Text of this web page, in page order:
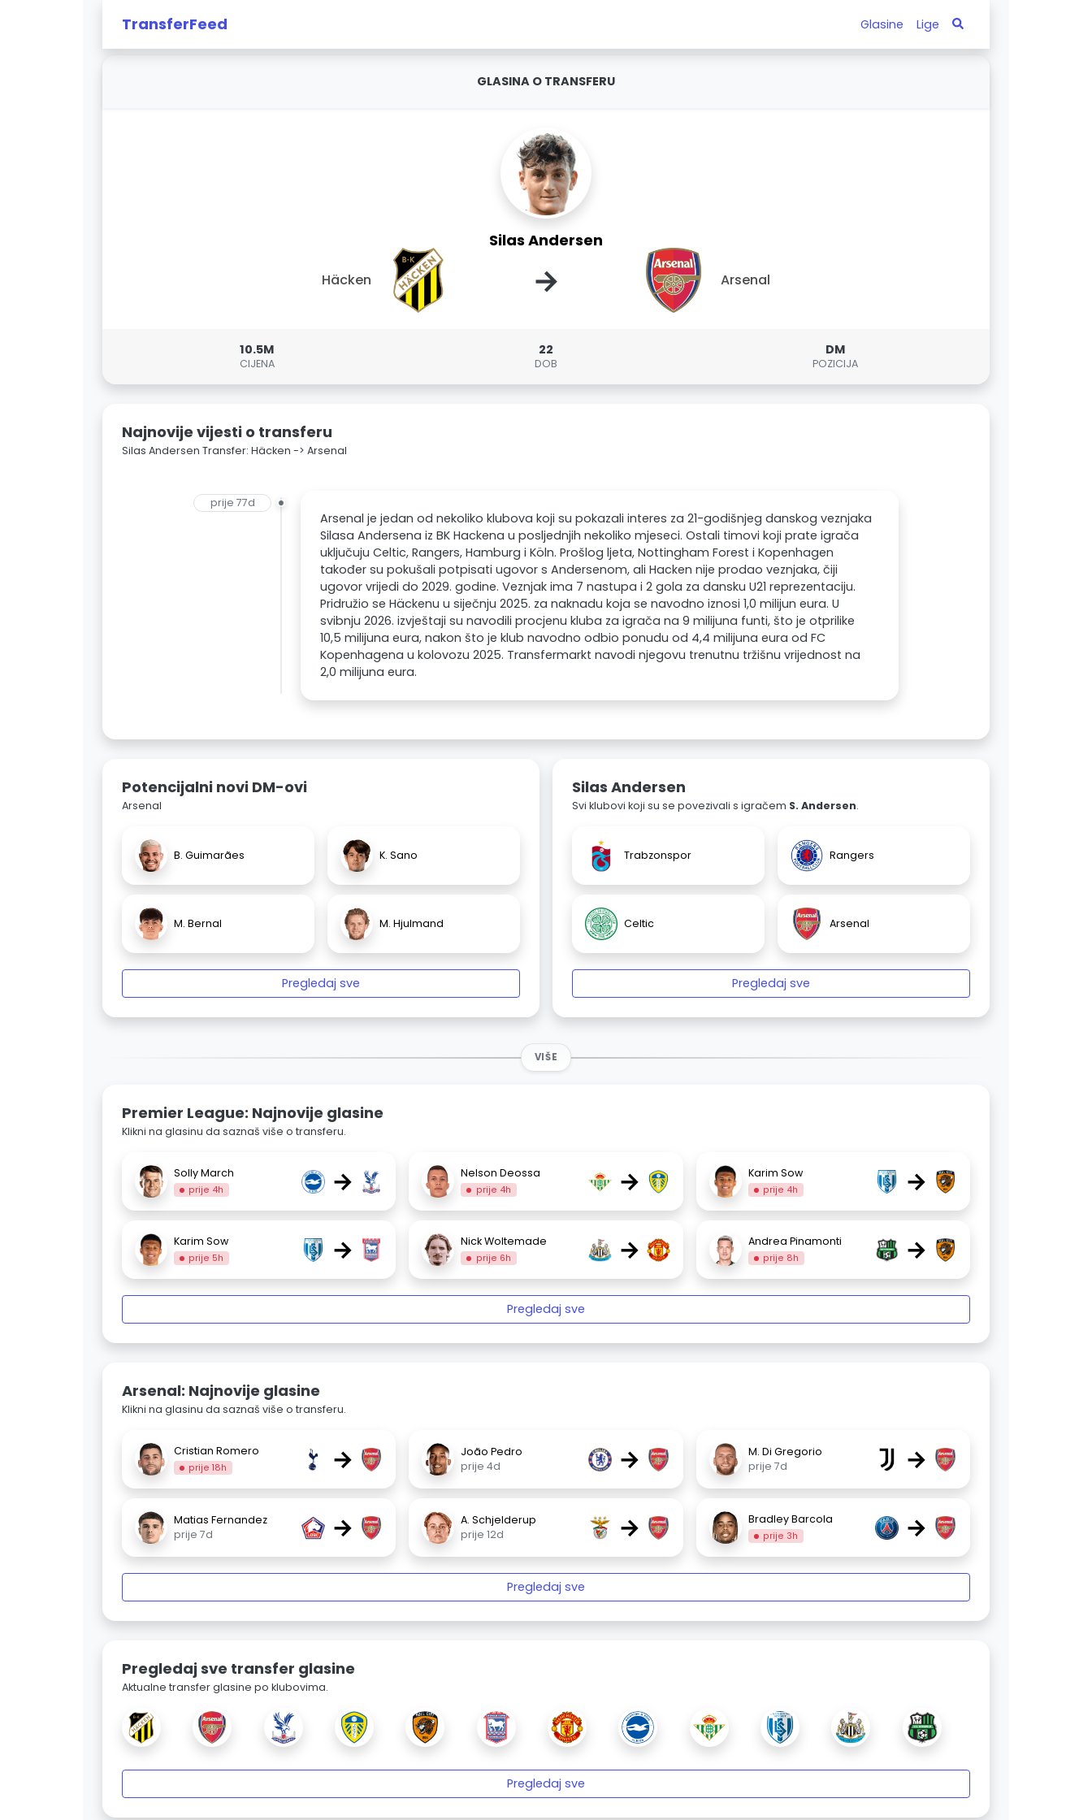
TransferFeed Glasine Lige
GLASINA O TRANSFERU
Silas Andersen
Häcken → Arsenal
10.5M
CIJENA
22
DOB
DM
POZICIJA
Najnovije vijesti o transferu
Silas Andersen Transfer: Häcken -> Arsenal
prije 77d
Arsenal je jedan od nekoliko klubova koji su pokazali interes za 21-godišnjeg danskog veznjaka
Silasa Andersena iz BK Hackena u posljednjih nekoliko mjeseci. Ostali timovi koji prate igrača
uključuju Celtic, Rangers, Hamburg i Köln. Prošlog ljeta, Nottingham Forest i Kopenhagen
također su pokušali potpisati ugovor s Andersenom, ali Hacken nije prodao veznjaka, čiji
ugovor vrijedi do 2029. godine. Veznjak ima 7 nastupa i 2 gola za dansku U21 reprezentaciju.
Pridružio se Häckenu u siječnju 2025. za naknadu koja se navodno iznosi 1,0 milijun eura. U
svibnju 2026. izvještaji su navodili procjenu kluba za igrača na 9 milijuna funti, što je otprilike
10,5 milijuna eura, nakon što je klub navodno odbio ponudu od 4,4 milijuna eura od FC
Kopenhagena u kolovozu 2025. Transfermarkt navodi njegovu trenutnu tržišnu vrijednost na
2,0 milijuna eura.
Potencijalni novi DM-ovi
Arsenal
B. Guimarães K. Sano
M. Bernal M. Hjulmand
Pregledaj sve
Silas Andersen
Svi klubovi koji su se povezivali s igračem S. Andersen.
Trabzonspor Rangers
Celtic Arsenal
Pregledaj sve
VIŠE
Premier League: Najnovije glasine
Klikni na glasinu da saznaš više o transferu.
Solly March
prije 4h → Nelson Deossa
prije 4h → Karim Sow
prije 4h →
Karim Sow
prije 5h → Nick Woltemade
prije 6h → Andrea Pinamonti
prije 8h →
Pregledaj sve
Arsenal: Najnovije glasine
Klikni na glasinu da saznaš više o transferu.
Cristian Romero
prije 18h →
João Pedro
prije 4d
→
M. Di Gregorio
prije 7d
→
Matias Fernandez
prije 7d
→
A. Schjelderup
prije 12d
→ Bradley Barcola
prije 3h →
Pregledaj sve
Pregledaj sve transfer glasine
Aktualne transfer glasine po klubovima.
Pregledaj sve